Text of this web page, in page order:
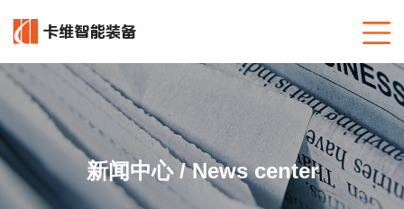
新闻中心 / News center